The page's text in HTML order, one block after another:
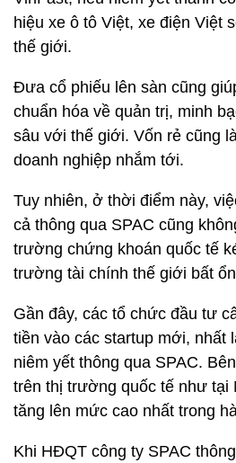
hiệu xe ô tô Việt, xe điện Việt
thế giới.
Đưa cổ phiếu lên sàn cũng
chuẩn hóa về quản trị, minh
sâu với thế giới. Vốn rẻ cũng
doanh nghiệp nhắm tới.
Tuy nhiên, ở thời điểm này,
cả thông qua SPAC cũng
trường chứng khoán quốc tế
trường tài chính thế giới bất
Gần đây, các tổ chức đầu tư
tiền vào các startup mới, nhất
niêm yết thông qua SPAC.
trên thị trường quốc tế như tại
tăng lên mức cao nhất trong
Khi HĐQT công ty SPAC